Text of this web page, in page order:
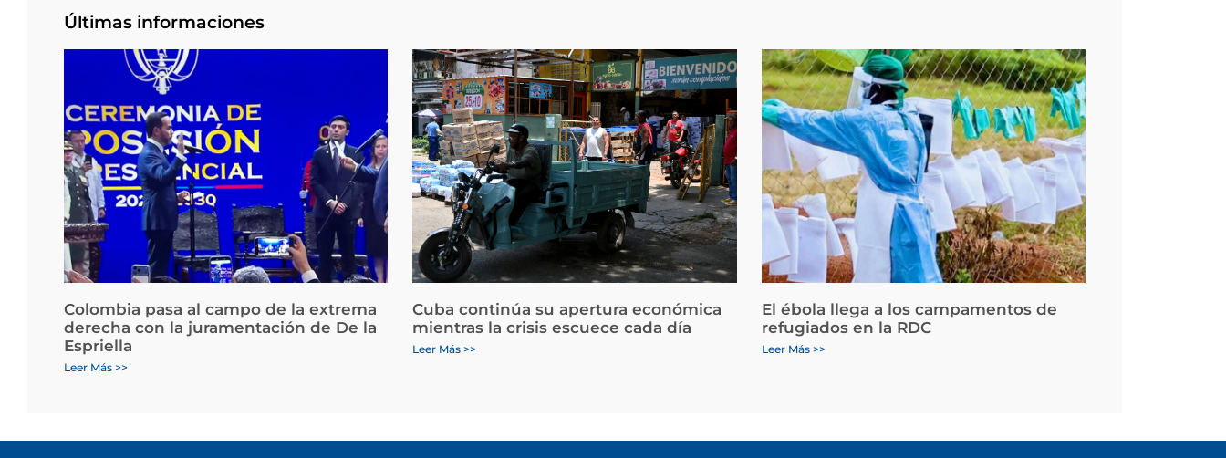
Últimas informaciones
Colombia pasa al campo de la extrema
derecha con la juramentación de De la
Espriella
Leer Más >>
Cuba continúa su apertura económica
mientras la crisis escuece cada día
Leer Más >>
El ébola llega a los campamentos de
refugiados en la RDC
Leer Más >>